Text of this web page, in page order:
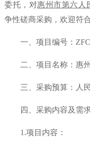
委托，对惠州市第六人
争性磋商采购，欢迎符
一、项目编号：
二、项目名称：惠
三、采购预算：人
四、采购内容及需
1.项目内容：